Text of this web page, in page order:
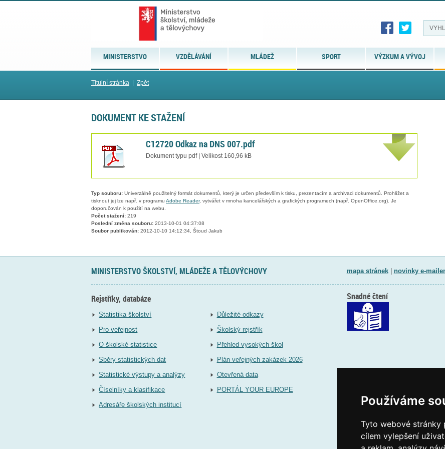
Používáme
Tyto webové stránky
cílem vylepšení
MINISTERSTVO VZDĚLÁVÁNÍ MLÁDEŽ SPORT VÝZKUM A VÝVOJ
Titulní stránka Zpět
DOKUMENT KE STAŽENÍ
C12720 Odkaz na DNS 007.pdf
Dokument typu pdf | Velikost 160,96 kB
Typ souboru: Univerzálně použitelný formát dokumentů, který je určen především k tisku, prezentacím a archivaci dokumentů. Prohlížet a
tisknout jej lze např. v programu Adobe Reader, vytvářet v mnoha kancelářských a grafických programech (např. OpenOffice.org). Je
doporučován k použití na webu.
Počet stažení: 219
Poslední změna souboru: 2013-10-01 04:37:08
Soubor publikován: 2012-10-10 14:12:34, Štoud Jakub
MINISTERSTVO ŠKOLSTVÍ, MLÁDEŽE A TĚLOVÝCHOVY mapa stránek| novinky e-
Rejstříky, databáze
Statistika školství
Pro veřejnost
O školské statistice
Sběry statistických dat
Statistické výstupy a analýzy
Číselníky a klasifikace
Adresáře školských institucí
Důležité odkazy
Školský rejstřík
Přehled vysokých škol
Plán veřejných zakázek 2026
Otevřená data
PORTÁL YOUR EUROPE
Snadné čtení